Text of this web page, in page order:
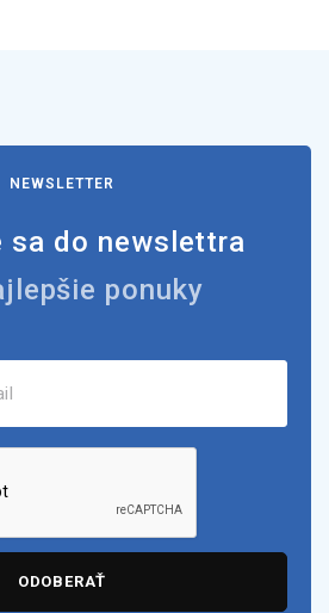
NEWSLETTER
sa do newslettra
ponuky
ODOBERAŤ